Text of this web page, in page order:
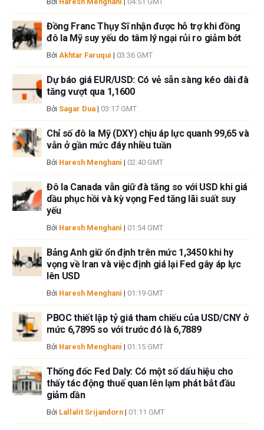
bài, tác giả không nắm giữ vị thế nào đối với bất kỳ cổ phiếu nào được đề
cập trong bài viết này và không có quan hệ kinh doanh với bất kỳ công ty
nào được đề cập. Tác giả không nhận được tiền công cho việc viết bài
FXStreet và tác giả không cung cấp các đề xuất được cá nhân hóa. Tác
giả không cam đoan về tính chính xác, đầy đủ hoặc phù hợp của thông
tin này. FXStreet và tác giả sẽ không chịu trách nhiệm về bất kỳ sai sót,
thiếu sót hoặc bất kỳ tổn thất, thương tích hoặc thiệt hại nào phát sinh từ
thông tin này và việc hiển thị hoặc sử dụng thông tin này. Ngoại trừ các
lỗi và thiếu sót.
Tác giả và FXStreet không phải là các cố vấn đầu tư đã đăng ký và không
có nội dung nào trong bài viết này nhằm mục đích tư vấn đầu tư.
Đồng Franc Thụy Sĩ nhận được hỗ trợ khi đồng
đô la Mỹ suy yếu do tâm lý ngại rủi ro giảm bớt
Bởi Akhtar Faruqui | 03:36 GMT
Dự báo giá EUR/USD: Có vẻ sẵn sàng kéo dài đà
tăng vượt qua 1,1600
Bởi Sagar Dua | 03:17 GMT
Chỉ số đô la Mỹ (DXY) chịu áp lực quanh 99,65 và
vẫn ở gần mức đáy nhiều tuần
Bởi Haresh Menghani | 02:40 GMT
Đô la Canada vẫn giữ đà tăng so với USD khi giá
dầu phục hồi và kỳ vọng Fed tăng lãi suất suy
yếu
Bởi Haresh Menghani | 01:54 GMT
Bảng Anh giữ ổn định trên mức 1,3450 khi hy
vọng về Iran và việc định giá lại Fed gây áp lực
lên USD
Bởi Haresh Menghani | 01:19 GMT
PBOC thiết lập tỷ giá tham chiếu của USD/CNY ở
mức 6,7895 so với trước đó là 6,7889
Bởi Haresh Menghani | 01:15 GMT
Thống đốc Fed Daly: Có một số dấu hiệu cho
thấy tác động thuế quan lên lạm phát bắt đầu
giảm dần
Bởi Lallalit Srijandorn | 01:11 GMT